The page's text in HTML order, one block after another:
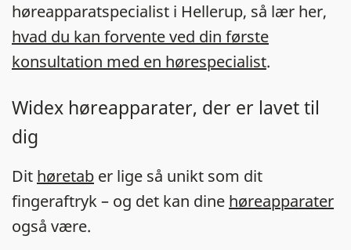
høreapparatspecialist i Hellerup, så lær her,
hvad du kan forvente ved din første
konsultation med en hørespecialist.
Widex høreapparater, der er lavet til
dig
Dit høretab er lige så unikt som dit
fingeraftryk – og det kan dine høreapparater
også være.